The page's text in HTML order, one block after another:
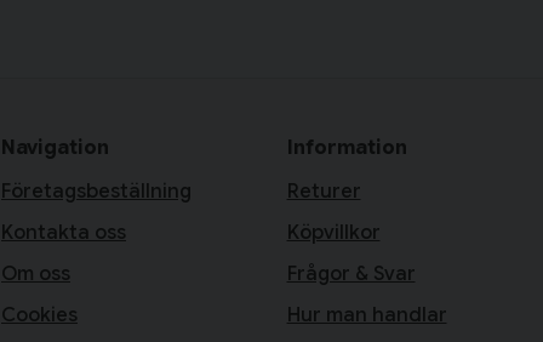
Navigation
Företagsbeställning
Kontakta oss
Om oss
Cookies
Information
Returer
Köpvillkor
Frågor & Svar
Hur man handlar